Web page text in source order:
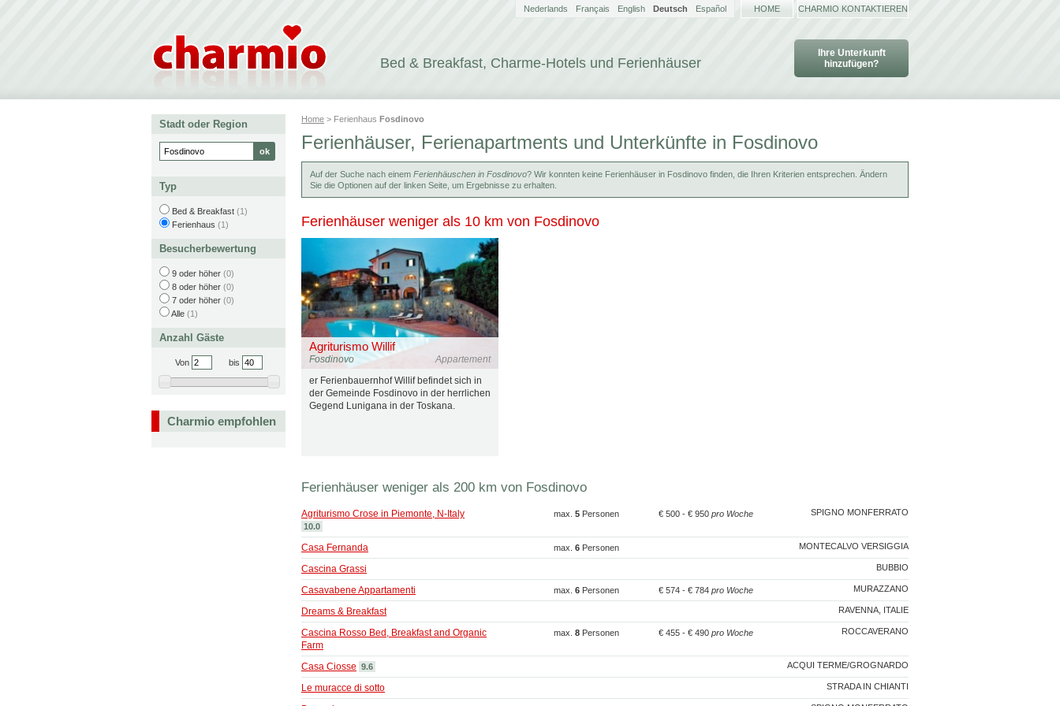
Bed & Breakfast, Charme-Hotels und Ferienhäuser
Ihre Unterkunft
hinzufügen?
Nederlands Français English Deutsch Español HOME CHARMIO KONTAKTIEREN
Home > Ferienhaus Fosdinovo
Ferienhäuser, Ferienapartments und Unterkünfte in Fosdinovo
Auf der Suche nach einem Ferienhäuschen in Fosdinovo? Wir konnten keine Ferienhäuser in Fosdinovo finden, die Ihren Kriterien entsprechen. Ändern
Sie die Optionen auf der linken Seite, um Ergebnisse zu erhalten.
Ferienhäuser weniger als 10 km von Fosdinovo
Agriturismo Willif
Appartement
Fosdinovo
er Ferienbauernhof Willif befindet sich in
der Gemeinde Fosdinovo in der herrlichen
Gegend Lunigana in der Toskana.
Ferienhäuser weniger als 200 km von Fosdinovo
SPIGNO MONFERRATO
Agriturismo Crose in Piemonte, N-Italy
10.0
€ 500 - € 950 pro Woche
max. 5 Personen
MONTECALVO VERSIGGIA
Casa Fernanda max. 6 Personen
BUBBIO
Cascina Grassi
MURAZZANO
Casavabene Appartamenti € 574 - € 784 pro Woche
max. 6 Personen
RAVENNA, ITALIE
Dreams & Breakfast
ROCCAVERANO
Cascina Rosso Bed, Breakfast and Organic
Farm
€ 455 - € 490 pro Woche
max. 8 Personen
ACQUI TERME/GROGNARDO
Casa Ciosse 9.6
STRADA IN CHIANTI
Le muracce di sotto
Stadt oder Region
Typ
Bed & Breakfast (1)
Ferienhaus (1)
Besucherbewertung
9 oder höher (0)
8 oder höher (0)
7 oder höher (0)
Alle (1)
Anzahl Gäste
Von bis
Charmio empfohlen